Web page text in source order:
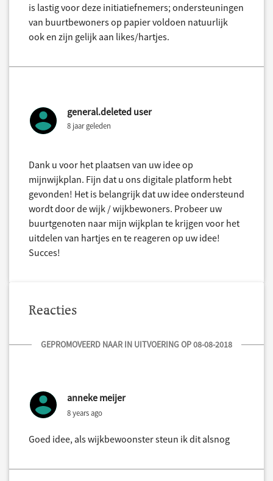
is lastig voor deze initiatiefnemers; ondersteuningen
van buurtbewoners op papier voldoen natuurlijk
ook en zijn gelijk aan likes/hartjes.
general.deleted user
8 jaar geleden
Dank u voor het plaatsen van uw idee op
mijnwijkplan. Fijn dat u ons digitale platform hebt
gevonden! Het is belangrijk dat uw idee ondersteund
wordt door de wijk / wijkbewoners. Probeer uw
buurtgenoten naar mijn wijkplan te krijgen voor het
uitdelen van hartjes en te reageren op uw idee!
Succes!
Reacties
GEPROMOVEERD NAAR IN UITVOERING OP 08-08-2018
anneke meijer
8 years ago
Goed idee, als wijkbewoonster steun ik dit alsnog